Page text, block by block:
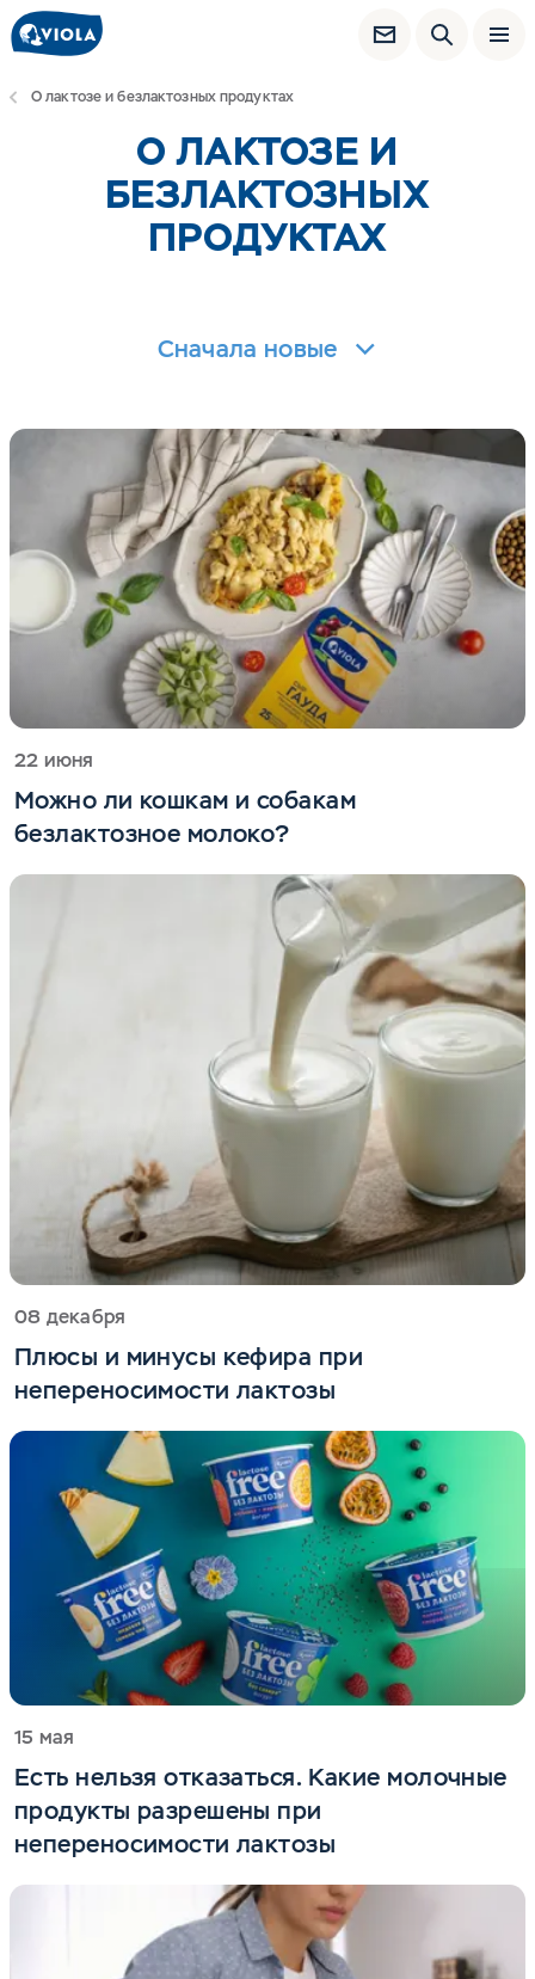
О лактозе и безлактозных продуктах
О ЛАКТОЗЕ И
БЕЗЛАКТОЗНЫХ
ПРОДУКТАХ
Сначала новые
22 июня
Можно ли кошкам и собакам
безлактозное молоко?
08 декабря
Плюсы и минусы кефира при
непереносимости лактозы
15 мая
Есть нельзя отказаться. Какие молочные
продукты разрешены при
непереносимости лактозы